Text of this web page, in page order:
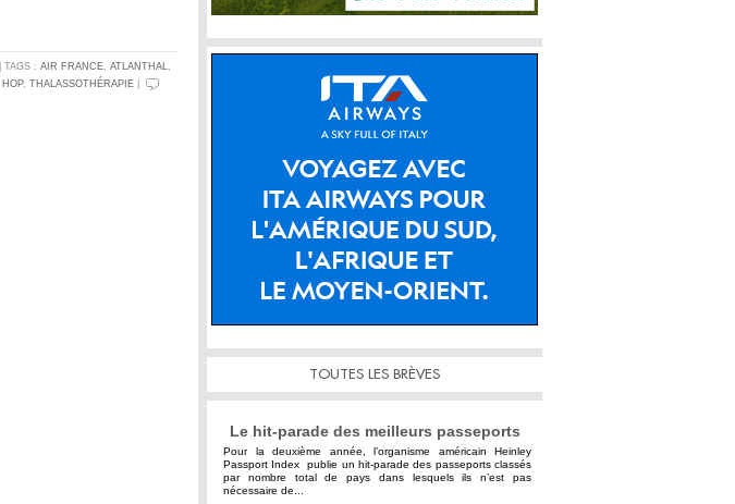
| TAGS : AIR FRANCE, ATLANTHAL,
HOP, THALASSOTHÉRAPIE
TOUTES LES BRÈVES
Le hit-parade des meilleurs passeports
Pour la deuxième année, l’organisme américain Heinley
Passport Index publie un hit-parade des passeports classés
par nombre total de pays dans lesquels ils n’est pas
nécessaire de...